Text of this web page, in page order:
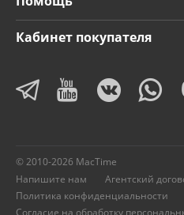
Кабинет покупателя
© 2010-2026 MacTime
Напишите нам
Агентский
Политика конфиденциальности
Согласие на обработку